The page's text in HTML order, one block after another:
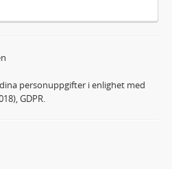
personuppgifter i enlighet med
GDPR.